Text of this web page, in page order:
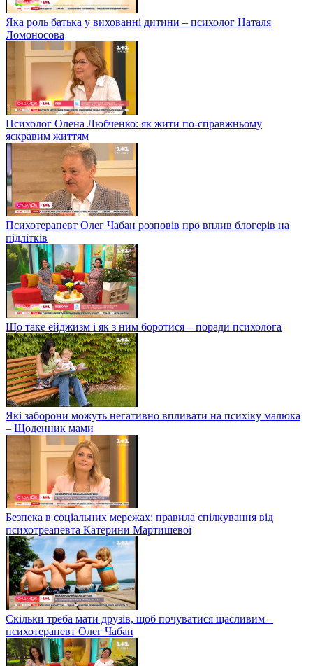
Яка роль батька у вихованні дитини – психолог Наталя
Ломоносова
Психолог Олена Любченко: як жити по-справжньому
яскравим життям
Психотерапевт Олег Чабан розповів про вплив блогерів на
підлітків
Що таке ейджизм і як з ним боротися – поради психолога
Які заборони можуть негативно впливати на психіку малюка
– Щоденник мами
Безпека в соціальних мережах: правила спілкування від
психотреапевта Катерини Мартишевої
Скільки треба мати друзів, щоб почуватися щасливим –
психотерапевт Олег Чабан